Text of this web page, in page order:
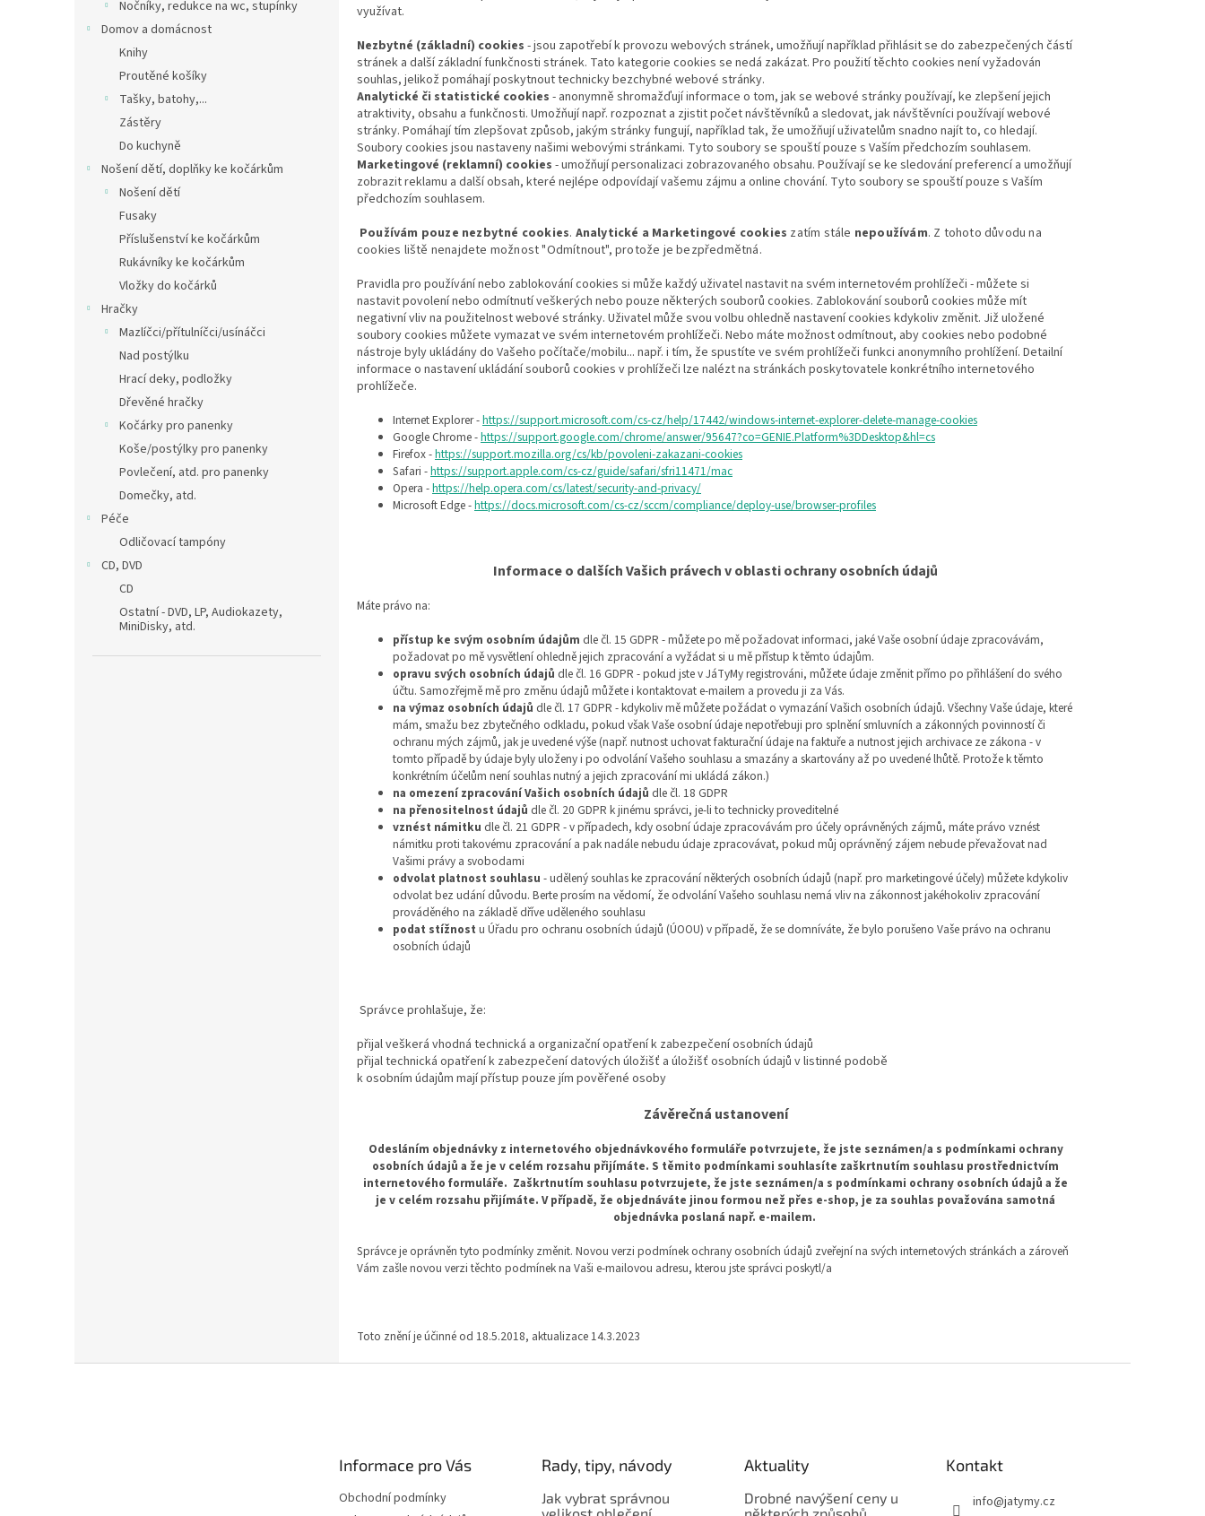
Nočníky, redukce na wc, stupínky
Domov a domácnost
Knihy
Proutěné košíky
Tašky, batohy,...
Zástěry
Do kuchyně
Nošení dětí, doplňky ke kočárkům
Nošení dětí
Fusaky
Příslušenství ke kočárkům
Rukávníky ke kočárkům
Vložky do kočárků
Hračky
Mazlíčci/přítulníčci/usínáčci
Nad postýlku
Hrací deky, podložky
Dřevěné hračky
Kočárky pro panenky
Koše/postýlky pro panenky
Povlečení, atd. pro panenky
Domečky, atd.
Péče
Odličovací tampóny
CD, DVD
CD
Ostatní - DVD, LP, Audiokazety,
MiniDisky, atd.
využívat.
Nezbytné (základní) cookies -jsou zapotřebí k provozu webových stránek, umožňují například přihlásit se do zabezpečených částí
stránek a další základní funkčnosti stránek. Tato kategorie cookies se nedá zakázat. Pro použití těchto cookies není vyžadován
souhlas, jelikož pomáhají poskytnout technicky bezchybné webové stránky.
Analytické či statistické cookies - anonymně shromažďují informace o tom, jak se webové stránky používají, ke zlepšení jejich
atraktivity, obsahu a funkčnosti. Umožňují např. rozpoznat a zjistit počet návštěvníků a sledovat, jak návštěvníci používají webové
stránky. Pomáhají tím zlepšovat způsob, jakým stránky fungují, například tak, že umožňují uživatelům snadno najít to, co hledají.
Soubory cookies jsou nastaveny našimi webovými stránkami. Tyto soubory se spouští pouze s Vaším předchozím souhlasem.
Marketingové (reklamní) cookies - umožňují personalizaci zobrazovaného obsahu. Používají se ke sledování preferencí a umožňují
zobrazit reklamu a další obsah, které nejlépe odpovídají vašemu zájmu a online chování. Tyto soubory se spouští pouze s Vaším
předchozím souhlasem.
Používám pouze nezbytné cookies. Analytické a Marketingové cookies zatím stále nepoužívám. Z tohoto důvodu na
cookies liště nenajdete možnost "Odmítnout", protože je bezpředmětná.
Pravidla pro používání nebo zablokování cookies si může každý uživatel nastavit na svém internetovém prohlížeči - můžete si
nastavit povolení nebo odmítnutí veškerých nebo pouze některých souborů cookies. Zablokování souborů cookies může mít
negativní vliv na použitelnost webové stránky. Uživatel může svou volbu ohledně nastavení cookies kdykoliv změnit. Již uložené
soubory cookies můžete vymazat ve svém internetovém prohlížeči. Nebo máte možnost odmítnout, aby cookies nebo podobné
nástroje byly ukládány do Vašeho počítače/mobilu... např. i tím, že spustíte ve svém prohlížeči funkci anonymního prohlížení. Detailní
informace o nastavení ukládání souborů cookies v prohlížeči lze nalézt na stránkách poskytovatele konkrétního internetového
prohlížeče.
Internet Explorer -https://support.microsoft.com/cs-cz/help/17442/windows-internet-explorer-delete-manage-cookies
Google Chrome -https://support.google.com/chrome/answer/95647?co=GENIE.Platform%3DDesktop&hl=cs
Firefox -https://support.mozilla.org/cs/kb/povoleni-zakazani-cookies
Safari -https://support.apple.com/cs-cz/guide/safari/sfri11471/mac
Opera -https://help.opera.com/cs/latest/security-and-privacy/
Microsoft Edge -https://docs.microsoft.com/cs-cz/sccm/compliance/deploy-use/browser-profiles
Informace o dalších Vašich právech v oblasti ochrany osobních údajů
Máte právo na:
přístup ke svým osobním údajům dle čl. 15 GDPR - můžete po mě požadovat informaci, jaké Vaše osobní údaje zpracovávám,
požadovat po mě vysvětlení ohledně jejich zpracování a vyžádat si u mě přístup k těmto údajům.
opravu svých osobních údajů dle čl. 16 GDPR - pokud jste v JáTyMy registrováni, můžete údaje změnit přímo po přihlášení do svého
účtu. Samozřejmě mě pro změnu údajů můžete i kontaktovat e-mailem a provedu ji za Vás.
na výmaz osobních údajů dle čl. 17 GDPR - kdykoliv mě můžete požádat o vymazání Vašich osobních údajů. Všechny Vaše údaje, které
mám, smažu bez zbytečného odkladu, pokud však Vaše osobní údaje nepotřebuji pro splnění smluvních a zákonných povinností či
ochranu mých zájmů, jak je uvedené výše (např. nutnost uchovat fakturační údaje na faktuře a nutnost jejich archivace ze zákona - v
tomto případě by údaje byly uloženy i po odvolání Vašeho souhlasu a smazány a skartovány až po uvedené lhůtě. Protože k těmto
konkrétním účelům není souhlas nutný a jejich zpracování mi ukládá zákon.)
na omezení zpracování Vašich osobních údajů dle čl. 18 GDPR
na přenositelnost údajů dle čl. 20 GDPR k jinému správci, je-li to technicky proveditelné
vznést námitku dle čl. 21 GDPR - v případech, kdy osobní údaje zpracovávám pro účely oprávněných zájmů, máte právo vznést
námitku proti takovému zpracování a pak nadále nebudu údaje zpracovávat, pokud můj oprávněný zájem nebude převažovat nad
Vašimi právy a svobodami
odvolat platnost souhlasu - udělený souhlas ke zpracování některých osobních údajů (např. pro marketingové účely) můžete kdykoliv
odvolat bez udání důvodu. Berte prosím na vědomí, že odvolání Vašeho souhlasu nemá vliv na zákonnost jakéhokoliv zpracování
prováděného na základě dříve uděleného souhlasu
podat stížnost u Úřadu pro ochranu osobních údajů (ÚOOU) v případě, že se domníváte, že bylo porušeno Vaše právo na ochranu
osobních údajů
Správce prohlašuje, že:
přijal veškerá vhodná technická a organizační opatření k zabezpečení osobních údajů
přijal technická opatření k zabezpečení datových úložišť a úložišť osobních údajů v listinné podobě
k osobním údajům mají přístup pouze jím pověřené osoby
Závěrečná ustanovení
Odesláním objednávky z internetového objednávkového formuláře potvrzujete, že jste seznámen/a s podmínkami ochrany
osobních údajů a že je v celém rozsahu přijímáte. S těmito podmínkami souhlasíte zaškrtnutím souhlasu prostřednictvím
internetového formuláře. Zaškrtnutím souhlasu potvrzujete, že jste seznámen/a s podmínkami ochrany osobních údajů a že
je v celém rozsahu přijímáte. V případě, že objednáváte jinou formou než přes e-shop, je za souhlas považována samotná
objednávka poslaná např. e-mailem.
Správce je oprávněn tyto podmínky změnit. Novou verzi podmínek ochrany osobních údajů zveřejní na svých internetových stránkách a zároveň
Vám zašle novou verzi těchto podmínek na Vaši e-mailovou adresu, kterou jste správci poskytl/a
Toto znění je účinné od 18.5.2018, aktualizace 14.3.2023
Informace pro Vás
Obchodní podmínky
Rady, tipy, návody
Jak vybrat správnou
Aktuality
Drobné navýšení ceny u
Kontakt
info@jatymy.cz